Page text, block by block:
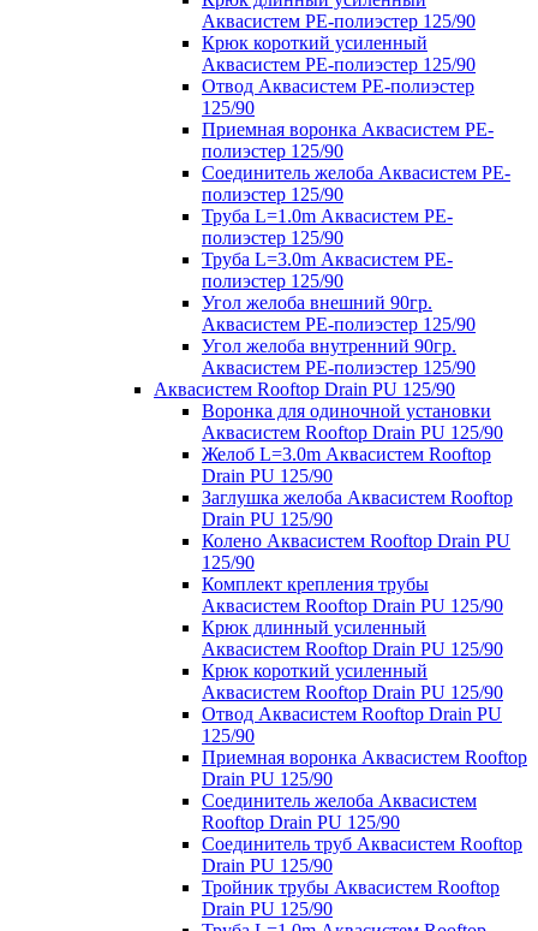
Аквасистем PE-полиэстер 125/90
Крюк короткий усиленный
Аквасистем PE-полиэстер 125/90
Отвод Аквасистем РЕ-полиэстер
125/90
Приемная воронка Аквасистем PE-
полиэстер 125/90
Соединитель желоба Аквасистем PE-
полиэстер 125/90
Труба L=1.0m Аквасистем PE-
полиэстер 125/90
Труба L=3.0m Аквасистем PE-
полиэстер 125/90
Угол желоба внешний 90гр.
Аквасистем PE-полиэстер 125/90
Угол желоба внутренний 90гр.
Аквасистем PE-полиэстер 125/90
Аквасистем Rooftop Drain PU 125/90
Воронка для одиночной установки
Аквасистем Rooftop Drain PU 125/90
Желоб L=3.0m Аквасистем Rooftop
Drain PU 125/90
Заглушка желоба Аквасистем Rooftop
Drain PU 125/90
Колено Аквасистем Rooftop Drain PU
125/90
Комплект крепления трубы
Аквасистем Rooftop Drain PU 125/90
Крюк длинный усиленный
Аквасистем Rooftop Drain PU 125/90
Крюк короткий усиленный
Аквасистем Rooftop Drain PU 125/90
Отвод Аквасистем Rooftop Drain PU
125/90
Приемная воронка Аквасистем Rooftop
Drain PU 125/90
Соединитель желоба Аквасистем
Rooftop Drain PU 125/90
Соединитель труб Аквасистем Rooftop
Drain PU 125/90
Тройник трубы Аквасистем Rooftop
Drain PU 125/90